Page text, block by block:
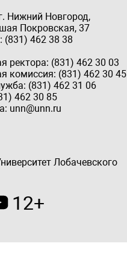
Нижний Новгород,
Покровская, 37
(831) 462 38 38
ректора: (831) 462 30 03
комиссия: (831) 462 30 45
(831) 462 31 06
462 30 85
unn@unn.ru
Лобачевского
12+